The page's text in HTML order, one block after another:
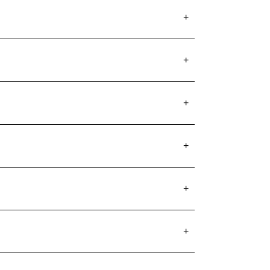
+
+
+
+
+
+